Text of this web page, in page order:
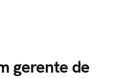
gerente de